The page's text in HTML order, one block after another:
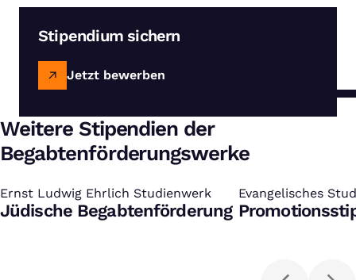
Stipendium sichern
Jetzt bewerben
Weitere Stipendien der
Begabtenförderungswerke
Ernst Ludwig Ehrlich Studienwerk
:
Jüdische Begabtenförderung
Evangelisches
: